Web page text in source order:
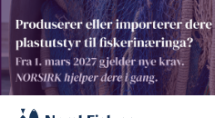
Skip
content